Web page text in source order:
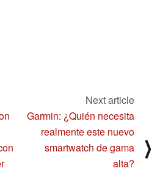
Next article
Garmin: ¿Quién necesita
realmente este nuevo
smartwatch de gama
alta?
⟩